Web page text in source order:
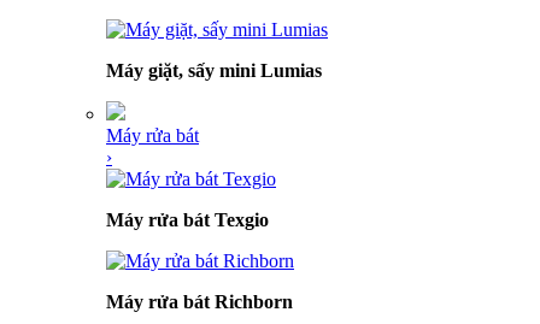
Máy giặt, sấy mini Lumias
Máy rửa bát
›
Máy rửa bát Texgio
Máy rửa bát Richborn